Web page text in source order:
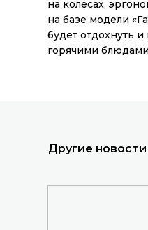
на колесах,
на базе модели
будет отдохнуть
горячими
Другие новости